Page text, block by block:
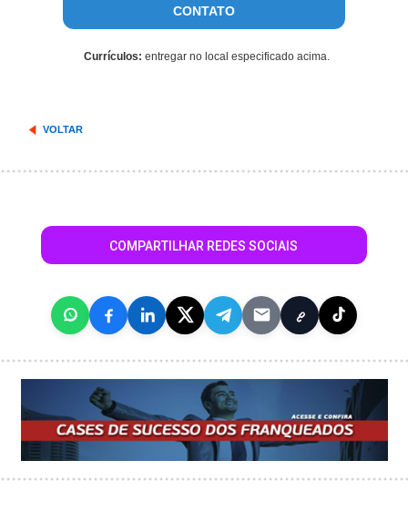
CONTATO
Currículos: entregar no local especificado acima.
VOLTAR
COMPARTILHAR REDES SOCIAIS